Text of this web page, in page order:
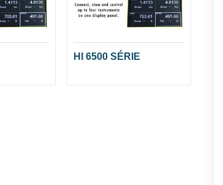
HI 6500 SÉRIE